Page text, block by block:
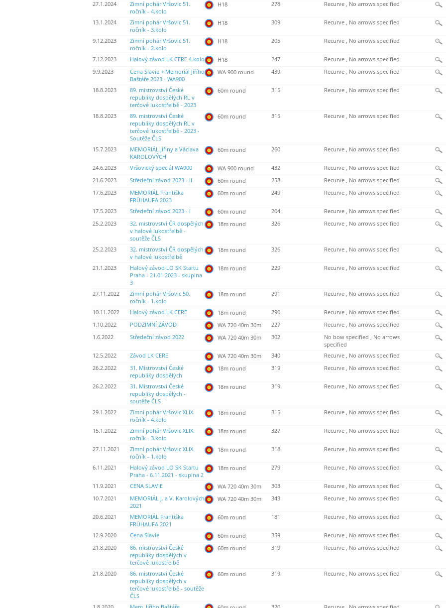
27.1.2024
Zimní pohár Vršovic 51.
ročník - 4.kolo
H18 278 Recurve , No arrows specified
13.1.2024
Zimní pohár Vršovic 51.
ročník - 3.kolo
H18 309 Recurve , No arrows specified
9.12.2023
Zimní pohár Vršovic 51.
ročník - 2.kolo
H18 205 Recurve , No arrows specified
7.12.2023 Halový závod LK CERE 4.kolo H18 247
Recurve , No arrows specified
9.9.2023
Cena Slavie + Memoriál Jiřího
Baštáře 2023 - WA900
WA 900 round 439 Recurve , No arrows specified
18.8.2023
89. mistrovství České
republiky dospělých RL v
terčové lukostřelbě - 2023
60m round 315 Recurve , No arrows specified
18.8.2023
89. mistrovství České
republiky dospělých RL v
terčové lukostřelbě - 2023 -
Soutěže ČLS
60m round 315 Recurve , No arrows specified
15.7.2023
MEMORIÁL Jiřiny a Václava
KAROLOVÝCH
60m round 260 Recurve , No arrows specified
24.6.2023 Vršovický speciál WA900 WA 900 round 432
Recurve , No arrows specified
21.6.2023
Středeční závod 2023 - II 60m round 258
Recurve , No arrows specified
17.6.2023
MEMORIÁL Františka
FRÜHAUFA 2023
60m round 249 Recurve , No arrows specified
17.5.2023 Středeční závod 2023 - I 60m round 204
Recurve , No arrows specified
25.2.2023
32. mistrovství ČR dospělých
v halové lukostřelbě -
soutěže ČLS
18m round 326 Recurve , No arrows specified
25.2.2023
32. mistrovství ČR dospělých
v halové lukostřelbě
18m round 326 Recurve , No arrows specified
21.1.2023
Halový závod LO SK Startu
Praha - 21.01.2023 - skupina
3
18m round 229 Recurve , No arrows specified
27.11.2022
Zimní pohár Vršovic 50.
ročník - 1.kolo
18m round 291 Recurve , No arrows specified
10.11.2022 Halový závod LK CERE 18m round 290
Recurve , No arrows specified
1.10.2022
PODZIMNÍ ZÁVOD WA 720 40m 30m 227
Recurve , No arrows specified
1.6.2022
Středeční závod 2022 WA 720 40m 30m 302
No bow specified , No arrows
specified
12.5.2022
Závod LK CERE WA 720 40m 30m 340
Recurve , No arrows specified
26.2.2022
31. Mistrovství České
republiky dospělých
18m round 319 Recurve , No arrows specified
26.2.2022
31. Mistrovství České
republiky dospělých -
soutěže ČLS
18m round 319 Recurve , No arrows specified
29.1.2022
Zimní pohár Vršovic XLIX.
ročník - 4.kolo
18m round 315 Recurve , No arrows specified
15.1.2022
Zimní pohár Vršovic XLIX.
ročník - 3.kolo
18m round 327 Recurve , No arrows specified
27.11.2021
Zimní pohár Vršovic XLIX.
ročník - 1.kolo
18m round 318 Recurve , No arrows specified
6.11.2021
Halový závod LO SK Startu
Praha - 6.11.2021 - skupina 2
18m round 279 Recurve , No arrows specified
11.9.2021 CENA SLAVIE WA 720 40m 30m 303
Recurve , No arrows specified
10.7.2021
MEMORIÁL J. a V. Karolových
2021
WA 720 40m 30m 343 Recurve , No arrows specified
20.6.2021
MEMORIÁL Františka
FRÜHAUFA 2021
60m round 181 Recurve , No arrows specified
12.9.2020 Cena Slavie 60m round 359
Recurve , No arrows specified
21.8.2020
86. mistrovství České
republiky dospělých v
terčové lukostřelbě
60m round 319 Recurve , No arrows specified
21.8.2020
86. mistrovství České
republiky dospělých v
terčové lukostřelbě - soutěže
ČLS
60m round 319 Recurve , No arrows specified